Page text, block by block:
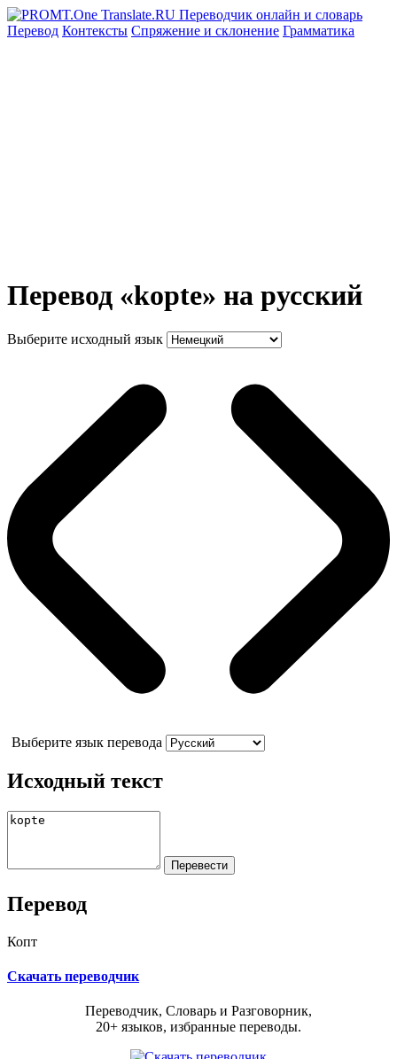
Перевод Контексты Спряжение и склонение Грамматика
Перевод «kopte» на русский
Выберите исходный язык
Выберите язык перевода
Исходный текст
Перевод
Копт
Скачать переводчик
Переводчик, Словарь и Разговорник,
20+ языков, избранные переводы.